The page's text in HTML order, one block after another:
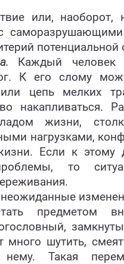
или, наоборот,
потенциальной
Каждый человек
К его слому
цепь мелких
накапливаться.
жизни,
нагрузками,
Если к этому
то
предметом
шутить,
Такая